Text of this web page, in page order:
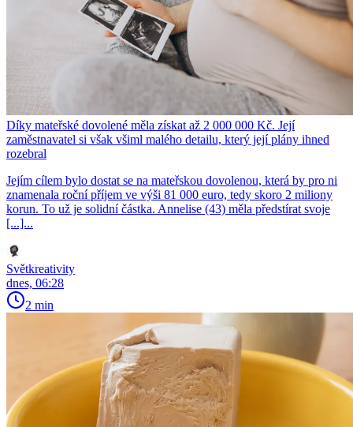
Díky mateřské dovolené měla získat až 2 000 000 Kč. Její
zaměstnavatel si však všiml malého detailu, který její plány ihned
rozebral
Jejím cílem bylo dostat se na mateřskou dovolenou, která by pro ni
znamenala roční příjem ve výši 81 000 euro, tedy skoro 2 miliony
korun. To už je solidní částka. Annelise (43) měla předstírat svoje
[...]...
Světkreativity
dnes, 06:28
2 min